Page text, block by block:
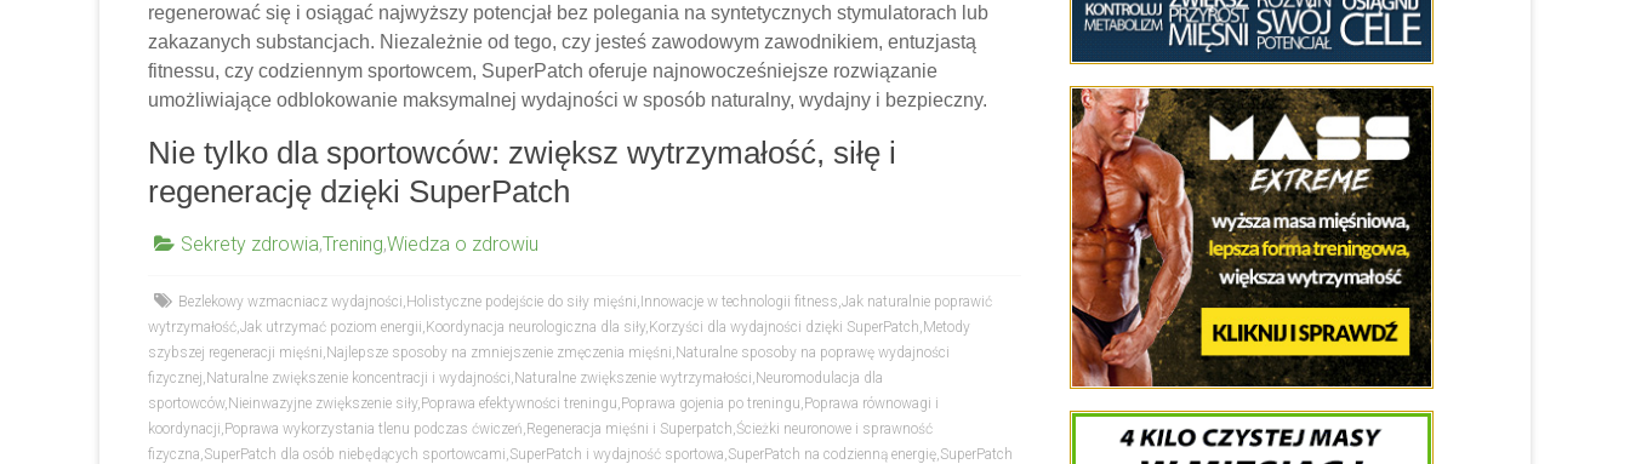
regenerować się i osiągać najwyższy potencjał bez polegania na syntetycznych stymulatorach lub
zakazanych substancjach. Niezależnie od tego, czy jesteś zawodowym zawodnikiem, entuzjastą
fitnessu, czy codziennym sportowcem, SuperPatch oferuje najnowocześniejsze rozwiązanie
umożliwiające odblokowanie maksymalnej wydajności w sposób naturalny, wydajny i bezpieczny.
Nie tylko dla sportowców: zwiększ wytrzymałość, siłę i
regenerację dzięki SuperPatch
Sekrety zdrowia,Trening,Wiedza o zdrowiu
Bezlekowy wzmacniacz wydajności, Holistyczne podejście do siły mięśni, Innowacje w technologii fitness,Jak naturalnie poprawić
wytrzymałość,Jak utrzymać poziom energii, Koordynacja neurologiczna dla siły, Korzyści dla wydajności dzięki SuperPatch, Metody
szybszej regeneracji mięśni, Najlepsze sposoby na zmniejszenie zmęczenia mięśni, Naturalne sposoby na poprawę wydajności
fizycznej, Naturalne zwiększenie koncentracji i wydajności, Naturalne zwiększenie wytrzymałości, Neuromodulacja dla
sportowców, Nieinwazyjne zwiększenie siły, Poprawa efektywności treningu, Poprawa gojenia po treningu, Poprawa równowagi i
koordynacji, Poprawa wykorzystania tlenu podczas ćwiczeń, Regeneracja mięśni i Superpatch,Ścieżki neuronowe i sprawność
fizyczna,SuperPatch dla osób niebędących sportowcami,SuperPatch i wydajność sportowa,SuperPatch na codzienną energię,SuperPatch